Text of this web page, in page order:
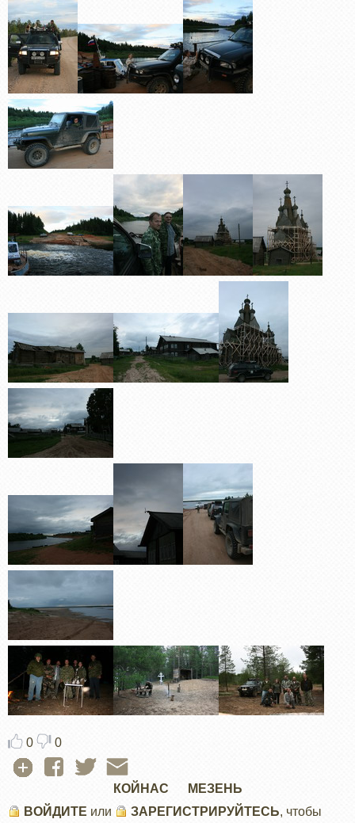
0 0
КОЙНАС
МЕЗЕНЬ
ВОЙДИТЕ или ЗАРЕГИСТРИРУЙТЕСЬ, чтобы